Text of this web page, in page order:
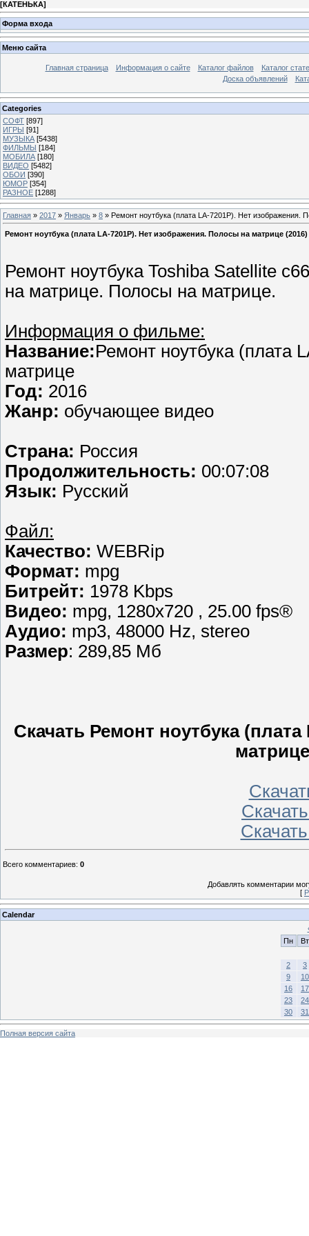
[КАТЕНЬКА]
Форма входа
Меню сайта
Главная страница Информация о сайте Каталог файлов
Каталог
Доска объявлений
Categories
СОФТ [897]
ИГРЫ [91]
МУЗЫКА [5438]
ФИЛЬМЫ [184]
МОБИЛА [180]
ВИДЕО [5482]
ОБОИ [390]
ЮМОР [354]
РАЗНОЕ [1288]
Главная » 2017 » Январь » 8 » Ремонт ноутбука (плата LA-7201P). Нет изображения.
Ремонт ноутбука (плата LA-7201P). Нет изображения. Полосы на матрице (2016)
Ремонт ноутбука Toshiba Satellite
на матрице. Полосы на матрице.
Информация о фильме:
Название:Ремонт ноутбука (плата
матрице
Год: 2016
Жанр: обучающее видео
Страна: Россия
Продолжительность: 00:07:08
Язык: Русский
Файл:
Качество: WEBRip
Формат: mpg
Битрейт: 1978 Kbps
Видео: mpg, 1280х720 , 25.00 fps®
Аудио: mp3, 48000 Hz, stereo
Размер: 289,85 Мб
Скачать Ремонт ноутбука
Всего комментариев: 0
Добавлять комментарии
[
Calendar
Пн
Вт
2
3
9
10
16
17
23
24
30
31
Полная версия сайта